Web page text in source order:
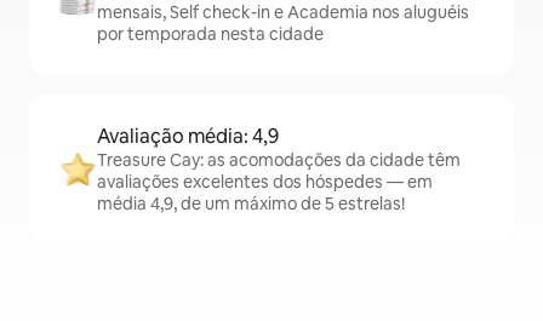
mensais, Self check-in e Academia nos aluguéis
por temporada nesta cidade
Avaliação média: 4,9
Treasure Cay: as acomodações da cidade têm
avaliações excelentes dos hóspedes — em
média 4,9, de um máximo de 5 estrelas!